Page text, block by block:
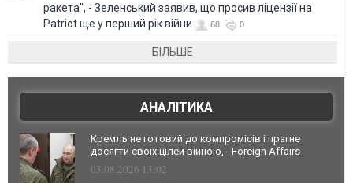
ракета", - Зеленський заявив, що просив ліцензії на
Patriot ще у перший рік війни
68 0
БІЛЬШЕ
АНАЛІТИКА
Кремль не готовий до компромісів і прагне
досягти своїх цілей війною, - Foreign Affairs
03.08.2026 13:02